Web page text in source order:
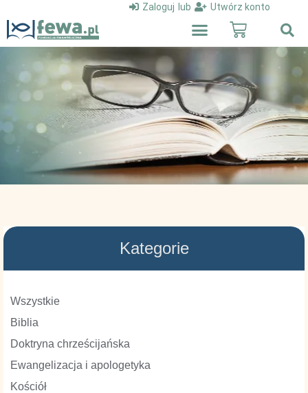
Zaloguj lub Utwórz konto
Kategorie
Wszystkie
Biblia
Doktryna chrześcijańska
Ewangelizacja i apologetyka
Kościół